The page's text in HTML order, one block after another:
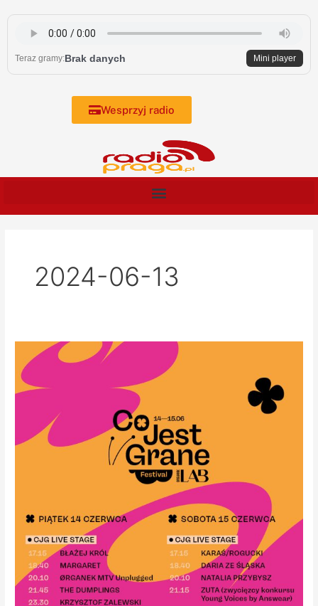
content
Teraz gramy:Brak danych Mini player
Wesprzyj radio
2024-06-13
JEST
GRANE
FESTIVAL